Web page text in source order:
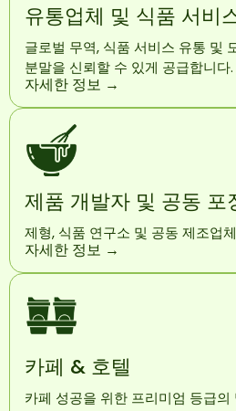
유통업체 및 식품 서비
글로벌 무역, 식품 서비스 유통 및
분말을 신뢰할 수 있게 공급합니다.
자세한 정보 →
제품 개발자 및 공동 포
제형, 식품 연구소 및 공동 제조업
자세한 정보 →
카페 & 호텔
카페 성공을 위한 프리미엄 등급